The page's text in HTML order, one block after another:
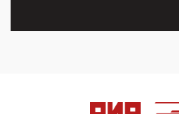
входМошенники активно